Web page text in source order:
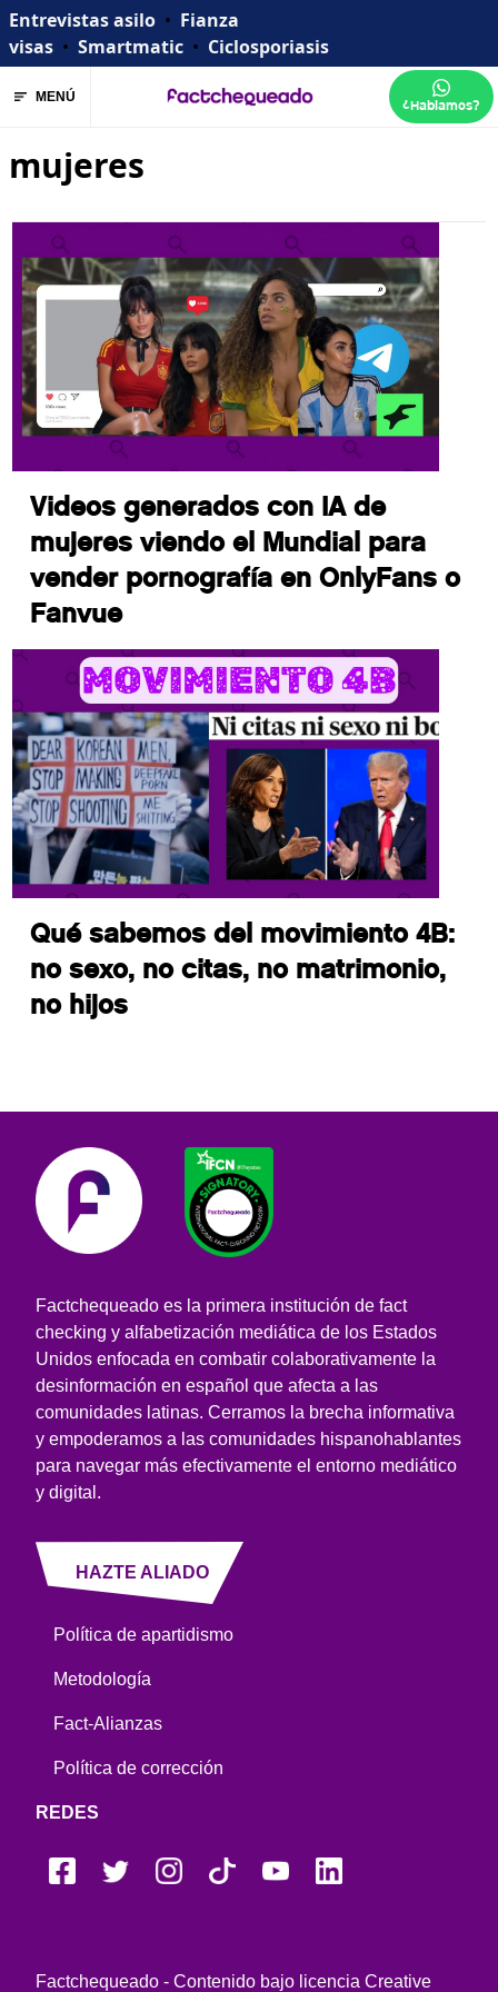
Entrevistas asilo • Fianza
visas • Smartmatic • Ciclosporiasis
MENÚ ¿Hablamos?
mujeres
Videos generados con IA de
mujeres viendo el Mundial para
vender pornografía en OnlyFans o
Fanvue
Qué sabemos del movimiento 4B:
no sexo, no citas, no matrimonio,
no hijos
Factchequeado es la primera institución de fact
checking y alfabetización mediática de los Estados
Unidos enfocada en combatir colaborativamente la
desinformación en español que afecta a las
comunidades latinas. Cerramos la brecha informativa
y empoderamos a las comunidades hispanohablantes
para navegar más efectivamente el entorno mediático
y digital.
HAZTE ALIADO
Política de apartidismo
Metodología
Fact-Alianzas
Política de corrección
REDES
Factchequeado - Contenido bajo licencia Creative